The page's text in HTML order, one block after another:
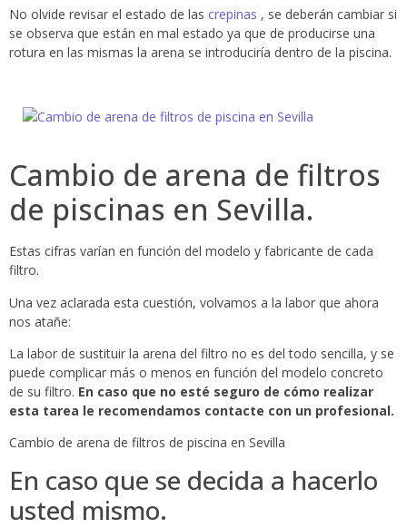
No olvide revisar el estado de las crepinas , se deberán cambiar si
se observa que están en mal estado ya que de producirse una
rotura en las mismas la arena se introduciría dentro de la piscina.
Cambio de arena de filtros
de piscinas en Sevilla.
Estas cifras varían en función del modelo y fabricante de cada
filtro.
Una vez aclarada esta cuestión, volvamos a la labor que ahora
nos atañe:
La labor de sustituir la arena del filtro no es del todo sencilla, y se
puede complicar más o menos en función del modelo concreto
de su filtro. En caso que no esté seguro de cómo realizar
esta tarea le recomendamos contacte con un profesional.
Cambio de arena de filtros de piscina en Sevilla
En caso que se decida a hacerlo
usted mismo.